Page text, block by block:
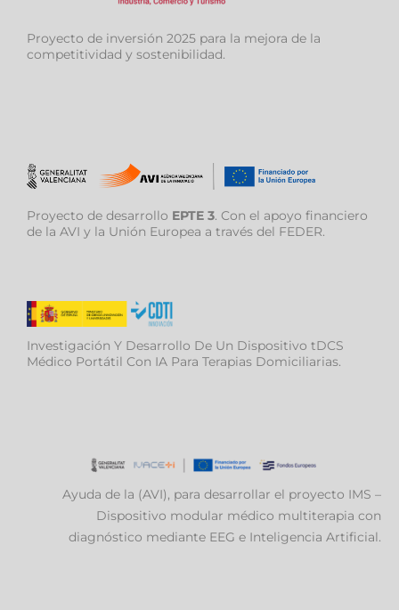
Proyecto de inversión 2025 para la mejora de la
competitividad y sostenibilidad.
Proyecto de desarrollo EPTE 3. Con el apoyo financiero
de la AVI y la Unión Europea a través del FEDER.
Investigación Y Desarrollo De Un Dispositivo tDCS
Médico Portátil Con IA Para Terapias Domiciliarias.
Ayuda de la (AVI), para desarrollar el proyecto IMS –
Dispositivo modular médico multiterapia con
diagnóstico mediante EEG e Inteligencia Artificial.